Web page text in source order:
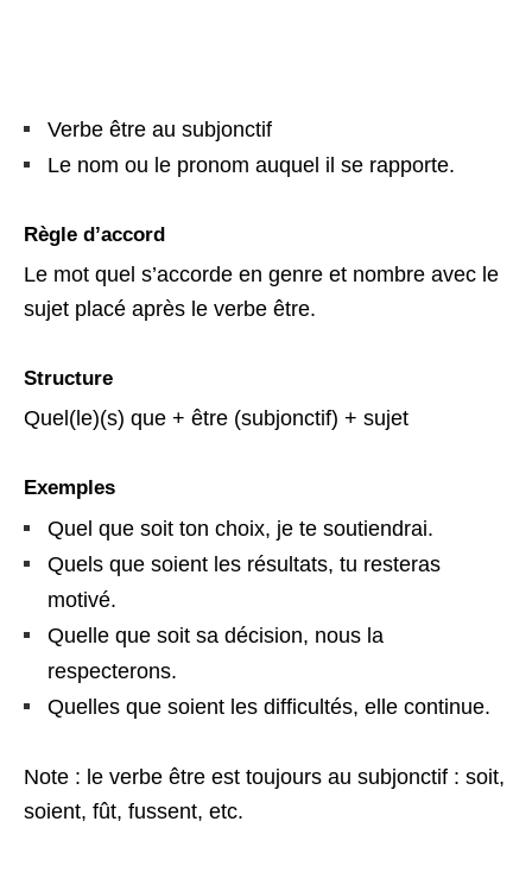
Verbe être au subjonctif
Le nom ou le pronom auquel il se rapporte.
Règle d’accord
Le mot quel s’accorde en genre et nombre avec le
sujet placé après le verbe être.
Structure
Quel(le)(s) que + être (subjonctif) + sujet
Exemples
Quel que soit ton choix, je te soutiendrai.
Quels que soient les résultats, tu resteras
motivé.
Quelle que soit sa décision, nous la
respecterons.
Quelles que soient les difficultés, elle continue.
Note : le verbe être est toujours au subjonctif : soit,
soient, fût, fussent, etc.